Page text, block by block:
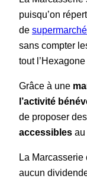
puisqu’on
de
sans compter
tout
Grâce à une
l’activité
de proposer des
accessibles au
La Marcasserie
aucun